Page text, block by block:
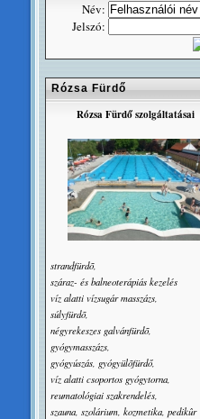
Név:
Jelszó:
Rózsa Fürdő
Rózsa Fürdő szolgáltatásai
strandfürdõ,
száraz- és balneoterápiás kezelés
víz alatti vízsugár masszázs,
súlyfürdõ,
négyrekeszes galvánfürdõ,
gyógymasszázs,
gyógyúszás, gyógyülõfürdő,
víz alatti csoportos gyógytorna,
reumatológiai szakrendelés,
szauna, szolárium, kozmetika, pedikûr